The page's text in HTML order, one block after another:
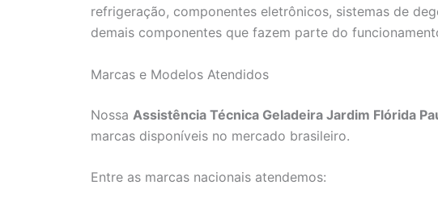
refrigeração, componentes eletrônicos, sistemas de
demais componentes que fazem parte do
Marcas e Modelos Atendidos
Nossa Assistência Técnica Geladeira Jardim Flórida
marcas disponíveis no mercado brasileiro.
Entre as marcas nacionais atendemos: